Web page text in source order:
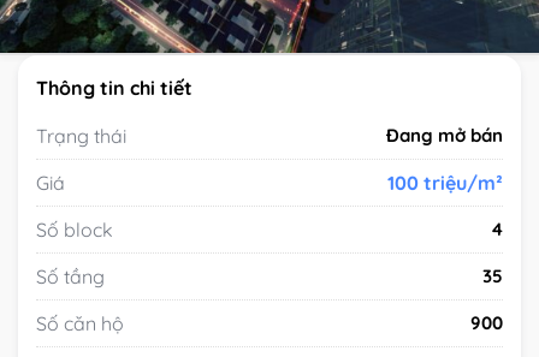
Thông tin chi tiết
Trạng thái
Đang mở bán
Giá
100 triệu/m²
Số block
4
Số tầng 35
Số căn hộ 900